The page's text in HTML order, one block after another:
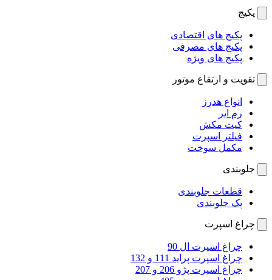
پکیج
پکیج های اقتصادی
پکیج های مصرفی
پکیج های ویژه
تقویت و ارتقاع موتور
انواع هدرز
رم ایر
کیت مکش
فیلتر اسپرت
مکمل سوخت
جلوبندی
قطعات جلوبندی
پک جلوبندی
چراغ اسپرت
چراغ اسپرت ال 90
چراغ اسپرت پراید 111 و 132
چراغ اسپرت پژو 206 و 207